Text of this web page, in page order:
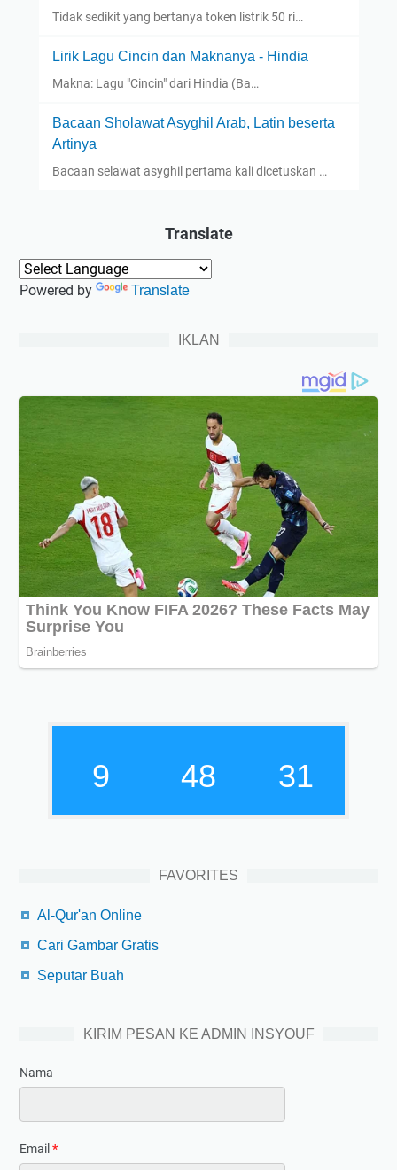
Tidak sedikit yang bertanya token listrik 50 ri…
Lirik Lagu Cincin dan Maknanya - Hindia
Makna: Lagu "Cincin" dari Hindia (Ba…
Bacaan Sholawat Asyghil Arab, Latin beserta
Artinya
Bacaan selawat asyghil pertama kali dicetuskan …
Translate
Powered by Translate
IKLAN
9 48 32
FAVORITES
Al-Qur'an Online
Cari Gambar Gratis
Seputar Buah
KIRIM PESAN KE ADMIN INSYOUF
Nama
Email *